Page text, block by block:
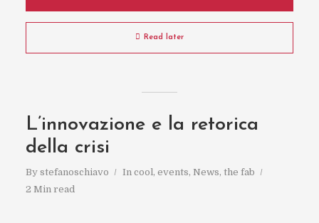
Read later
L’innovazione e la retorica
della crisi
By stefanoschiavo In cool, events, News, the fab
2 Min read